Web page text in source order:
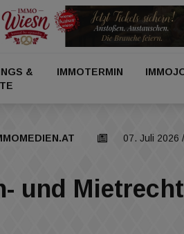
&
IMMOTERMIN
07. Juli 2026
und